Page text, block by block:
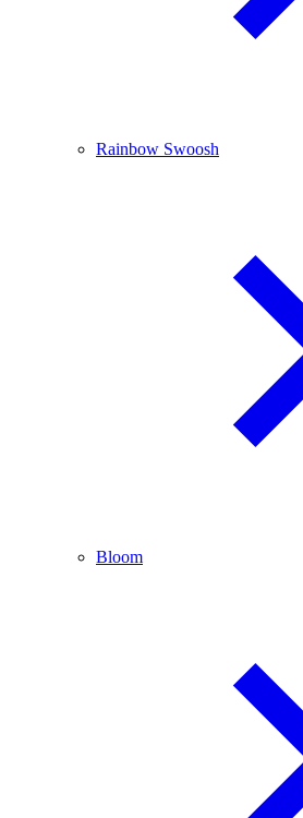
Rainbow Swoosh
Bloom